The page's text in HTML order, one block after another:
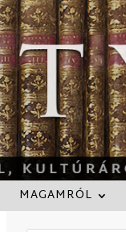
MAGAMRÓL